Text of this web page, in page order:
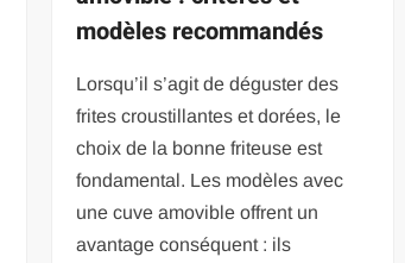
modèles recommandés
Lorsqu’il s’agit de déguster des
frites croustillantes et dorées, le
choix de la bonne friteuse est
fondamental. Les modèles avec
une cuve amovible offrent un
avantage conséquent : ils